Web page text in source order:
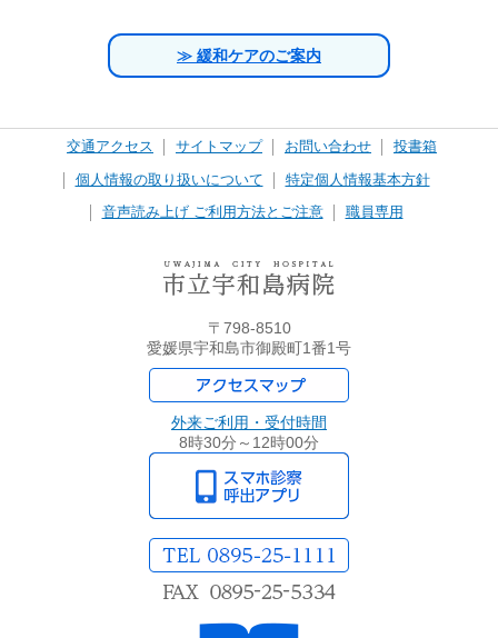
≫ 緩和ケアのご案内
交通アクセス サイトマップ お問い合わせ 投書箱
個人情報の取り扱いについて 特定個人情報基本方針
音声読み上げ ご利用方法とご注意 職員専用
〒798-8510
愛媛県宇和島市御殿町1番1号
外来ご利用・受付時間
8時30分～12時00分